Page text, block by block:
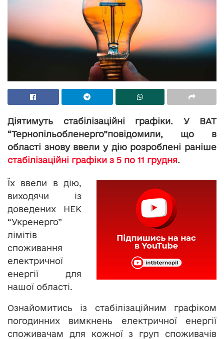
Діятимуть стабілізаційні графіки. У ВАТ
“Тернопільобленерго”повідомили, що в
області знову ввели у дію розроблені раніше
стабілізаційні графіки з 5 по 11 грудня.
Їх ввели в дію,
виходячи із
доведених НЕК
“Укренерго”
лімітів
споживання
електричної
енергії для
нашої області.
Ознайомитись із стабілізаційним графіком
погодинних вимкнень електричної енергії
споживачам для кожної з груп споживачів